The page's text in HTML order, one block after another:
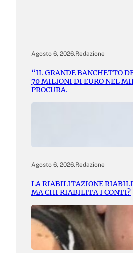
Agosto 6, 2026.Redazione
“IL GRANDE BANCHETTO
70 MILIONI DI EURO NEL
PROCURA.
Agosto 6, 2026.Redazione
LA RIABILITAZIONE
MA CHI RIABILITA I CONTI?